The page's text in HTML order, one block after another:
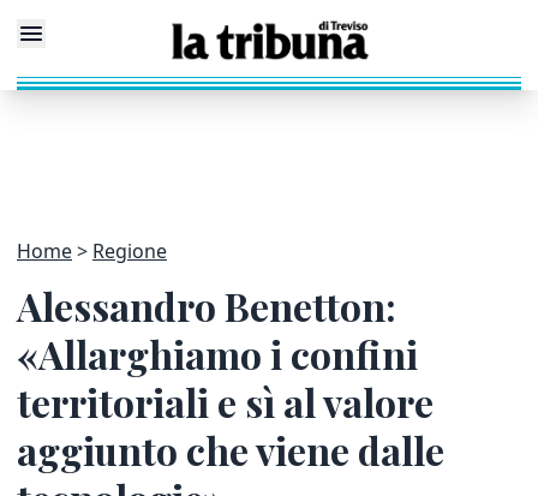
Home Regione
Alessandro Benetton:
«Allarghiamo i confini
territoriali e sì al valore
aggiunto che viene dalle